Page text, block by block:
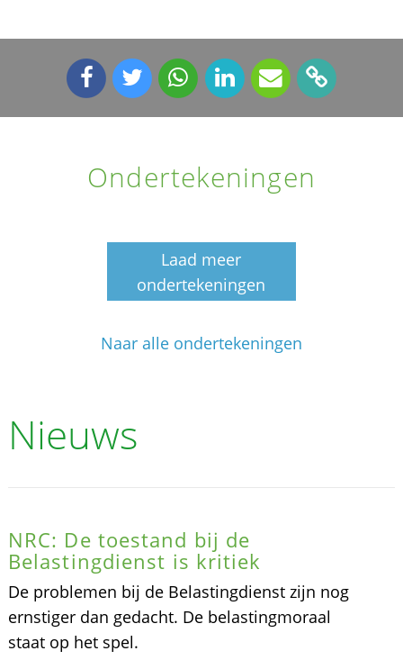
Ondertekeningen
Laad meer
ondertekeningen
Naar alle ondertekeningen
Nieuws
NRC: De toestand bij de
Belastingdienst is kritiek
De problemen bij de Belastingdienst zijn nog
ernstiger dan gedacht. De belastingmoraal
staat op het spel.